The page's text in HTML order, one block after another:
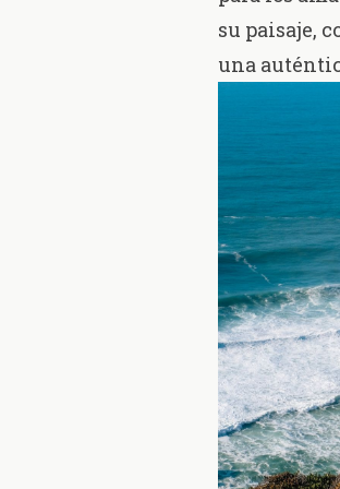
su paisaje,
una